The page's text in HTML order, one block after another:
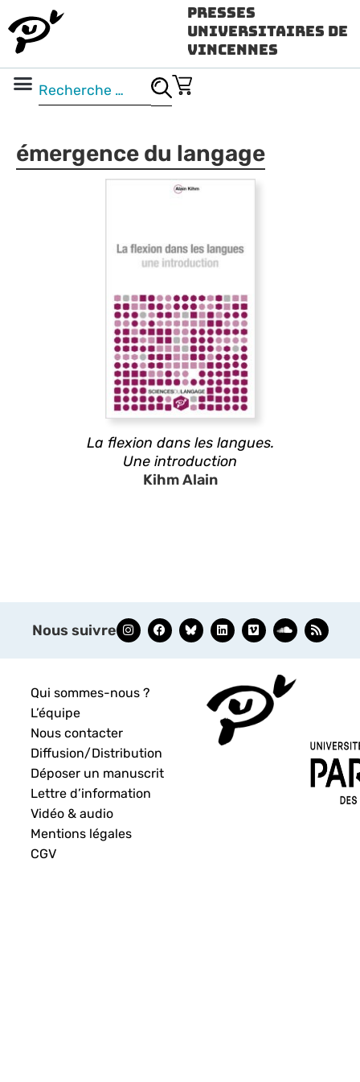
Presses
Universitaires de
Vincennes
émergence du langage
La flexion dans les langues.
Une introduction
Kihm Alain
Nous suivre
Qui sommes-nous ?
L’équipe
Nous contacter
Diffusion/Distribution
Déposer un manuscrit
Lettre d’information
Vidéo & audio
Mentions légales
CGV